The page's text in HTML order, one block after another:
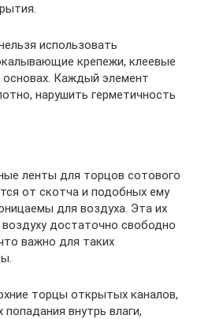
использовать
крепежи, клеевые
основах. Каждый элемент
нарушить герметичность
ленты для торцов сотового
от скотча и подобных ему
для воздуха. Эта их
достаточно свободно
важно для таких
торцы открытых каналов,
внутрь влаги,